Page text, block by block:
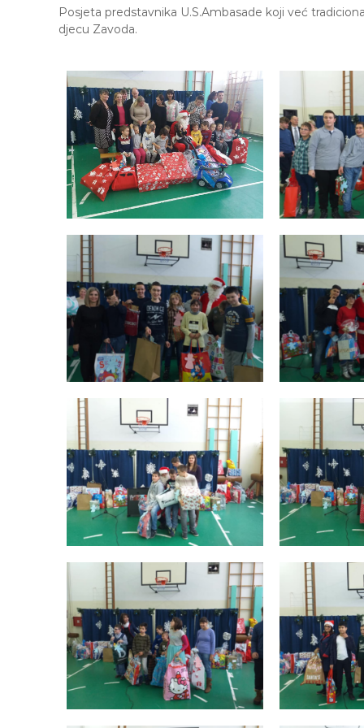
e
d
e
n
i
c
a
S
a
j
v
o
Posjeta predstavnika U.S.Ambasade koji već
djecu Zavoda.